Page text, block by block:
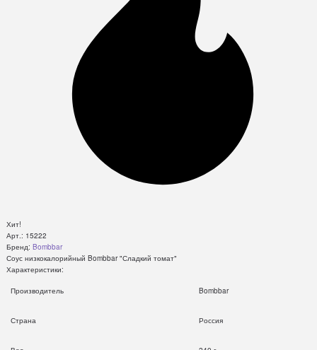
Хит!
Арт.: 15222
Бренд: Bombbar
Соус низкокалорийный Bombbar "Сладкий томат"
Характеристики:
Производитель Bombbar
Страна Россия